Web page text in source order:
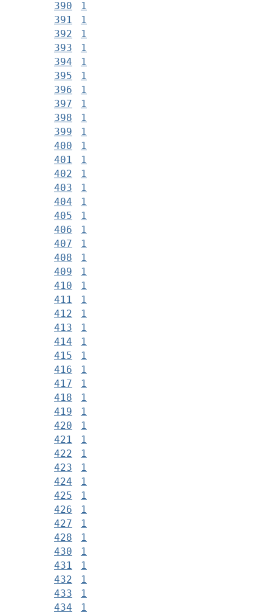
390
1
391
1
392
1
393
1
394
1
395
1
396
1
397
1
398
1
399
1
400
1
401
1
402
1
403
1
404
1
405
1
406
1
407
1
408
1
409
1
410
1
411
1
412
1
413
1
414
1
415
1
416
1
417
1
418
1
419
1
420
1
421
1
422
1
423
1
424
1
425
1
426
1
427
1
428
1
430
1
431
1
432
1
433
1
434
1